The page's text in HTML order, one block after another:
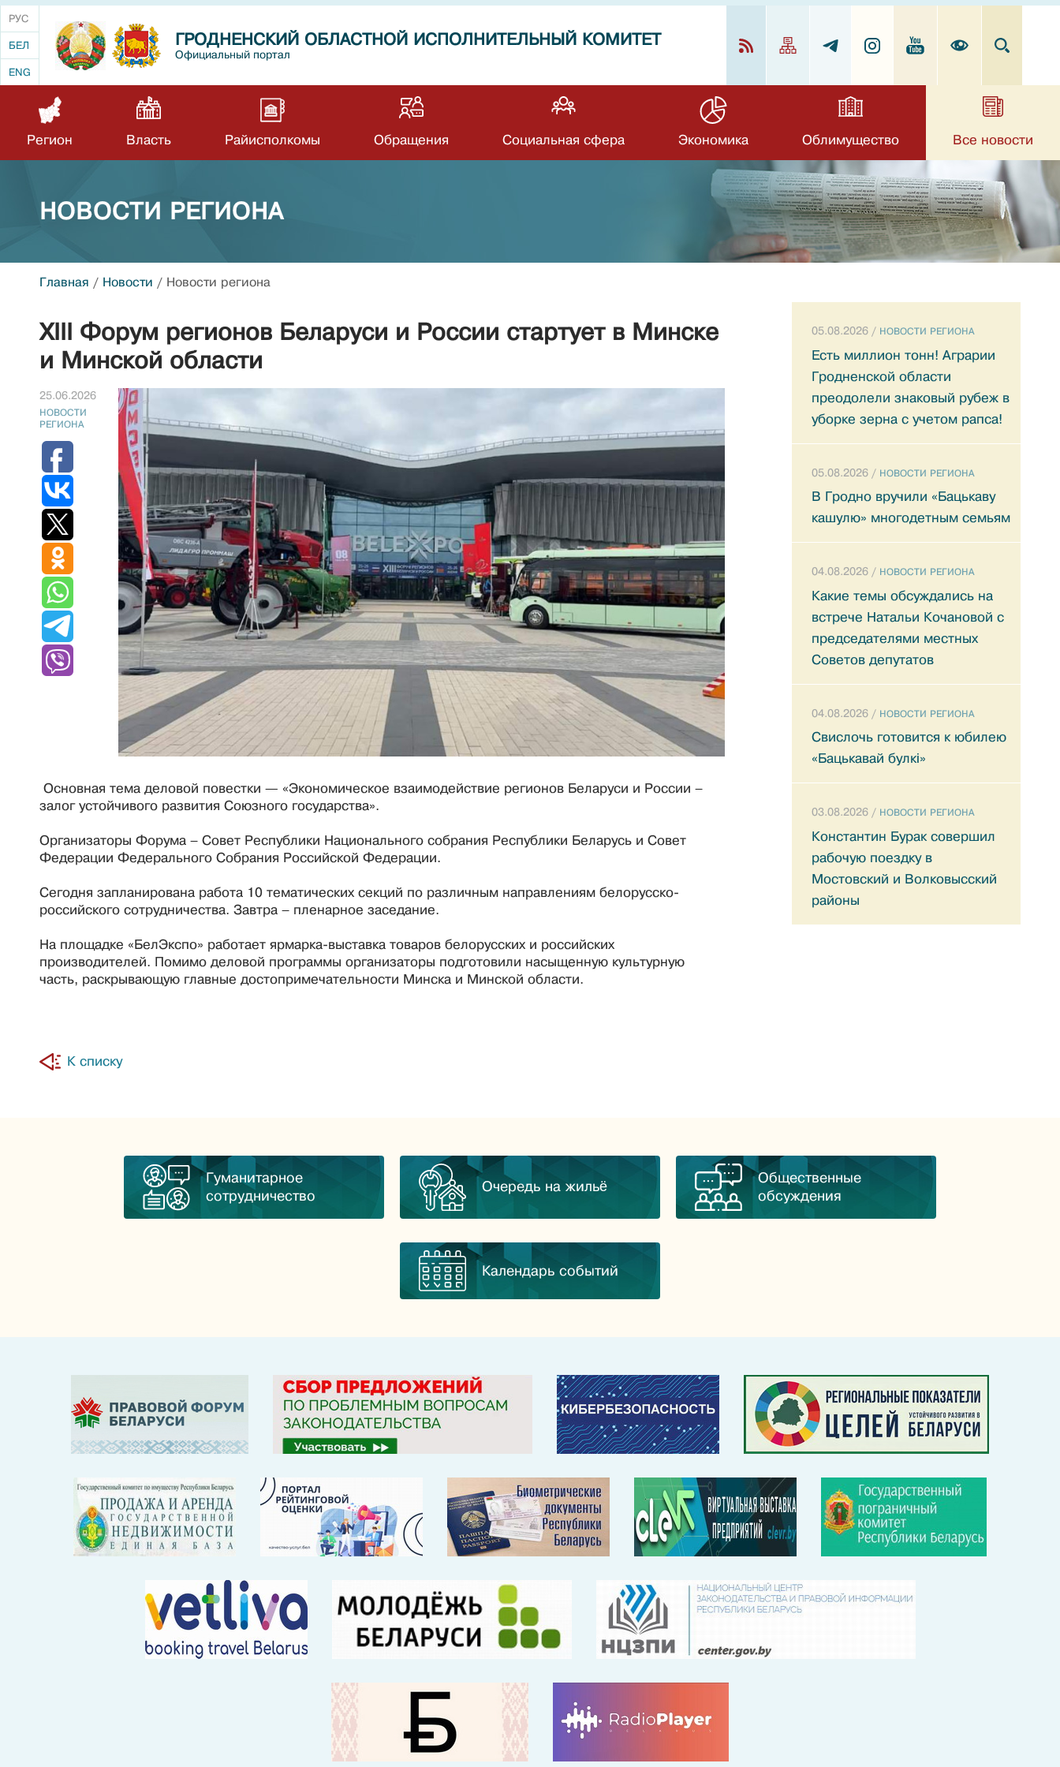
РУС
БЕЛ
ENG
ГРОДНЕНСКИЙ ОБЛАСТНОЙ ИСПОЛНИТЕЛЬНЫЙ КОМИТЕТ
Официальный портал
Регион Власть Райисполкомы Обращения Социальная сфера Экономика Облимущество Все новости
НОВОСТИ РЕГИОНА
Главная / Новости / Новости региона
XIII Форум регионов Беларуси и России стартует в Минске
и Минской области
25.06.2026
НОВОСТИ
РЕГИОНА
Основная тема деловой повестки — «Экономическое взаимодействие регионов Беларуси и России –
залог устойчивого развития Союзного государства».
Организаторы Форума – Совет Республики Национального собрания Республики Беларусь и Совет
Федерации Федерального Собрания Российской Федерации.
Сегодня запланирована работа 10 тематических секций по различным направлениям белорусско-
российского сотрудничества. Завтра – пленарное заседание.
На площадке «БелЭкспо» работает ярмарка-выставка товаров белорусских и российских
производителей. Помимо деловой программы организаторы подготовили насыщенную культурную
часть, раскрывающую главные достопримечательности Минска и Минской области.
К списку
05.08.2026 / НОВОСТИ РЕГИОНА
Есть миллион тонн! Аграрии
Гродненской области
преодолели знаковый рубеж в
уборке зерна с учетом рапса!
05.08.2026 / НОВОСТИ РЕГИОНА
В Гродно вручили «Бацькаву
кашулю» многодетным семьям
04.08.2026 / НОВОСТИ РЕГИОНА
Какие темы обсуждались на
встрече Натальи Кочановой с
председателями местных
Советов депутатов
04.08.2026 / НОВОСТИ РЕГИОНА
Свислочь готовится к юбилею
«Бацькавай булкі»
03.08.2026 / НОВОСТИ РЕГИОНА
Константин Бурак совершил
рабочую поездку в
Мостовский и Волковысский
районы
Гуманитарное
сотрудничество
Очередь на жильё
Общественные
обсуждения
Календарь событий